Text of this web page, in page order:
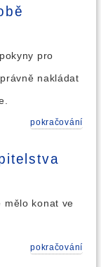
pro
nakládat
pokračování
mělo konat ve
pokračování